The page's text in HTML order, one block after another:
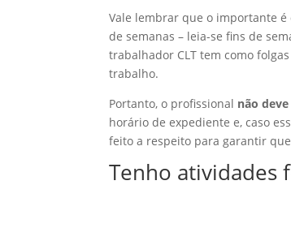
Vale lembrar que o importante
de semanas – leia-se fins de
trabalhador CLT tem como
trabalho.
Portanto, o profissional não
horário de expediente e, caso
feito a respeito para garantir
Tenho atividades